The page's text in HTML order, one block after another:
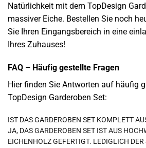
Natürlichkeit mit dem TopDesign
massiver Eiche. Bestellen Sie noch
Sie Ihren Eingangsbereich in eine
Ihres Zuhauses!
FAQ – Häufig gestellte Fragen
Hier finden Sie Antworten auf häufig
TopDesign Garderoben Set:
IST DAS GARDEROBEN SET KOMPLETT
JA, DAS GARDEROBEN SET IST AUS
EICHENHOLZ GEFERTIGT. LEDIGLICH